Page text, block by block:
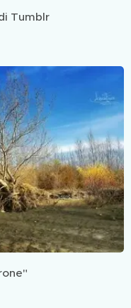
Tumblr